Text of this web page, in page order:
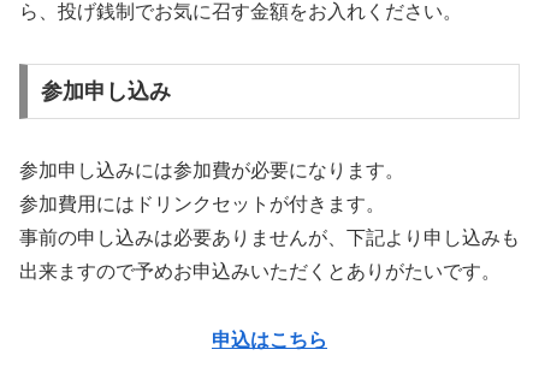
ら、投げ銭制でお気に召す金額をお入れください。
参加申し込み
参加申し込みには参加費が必要になります。
参加費用にはドリンクセットが付きます。
事前の申し込みは必要ありませんが、下記より申し込みも
出来ますので予めお申込みいただくとありがたいです。
申込はこちら